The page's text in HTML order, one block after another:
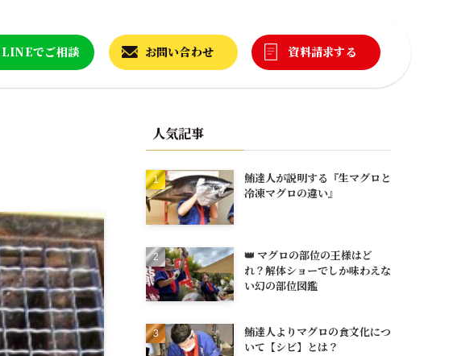
LINEでご相談 お問い合わせ 資料請求する
人気記事
鮪達人が説明する『生マグロと
冷凍マグロの違い』
👑 マグロの部位の王様はど
れ？解体ショーでしか味わえな
い幻の部位図鑑
鮪達人よりマグロの食文化につ
いて【シビ】とは？